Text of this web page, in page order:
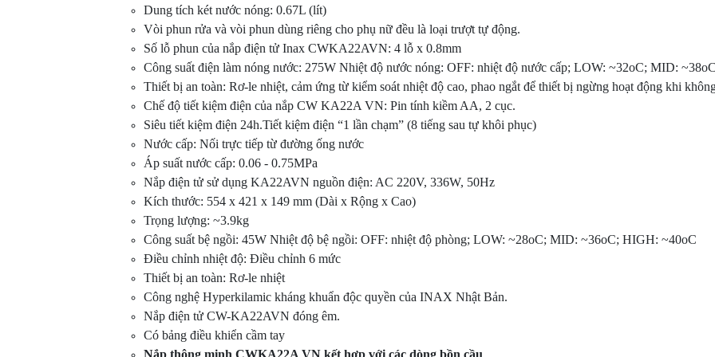
Dung tích két nước nóng: 0.67L (lít)
Vòi phun rửa và vòi phun dùng riêng cho phụ nữ đều là loại trượt tự động.
Số lỗ phun của nắp điện tử Inax CWKA22AVN: 4 lỗ x 0.8mm
Công suất điện làm nóng nước: 275W Nhiệt độ nước nóng: OFF: nhiệt độ nước cấp; LOW: ~32oC; MID:
Thiết bị an toàn: Rơ-le nhiệt, cảm ứng từ kiểm soát nhiệt độ cao, phao ngắt để thiết bị ngừng hoạt động khi
Chế độ tiết kiệm điện của nắp CW KA22A VN: Pin tính kiềm AA, 2 cục.
Siêu tiết kiệm điện 24h.Tiết kiệm điện “1 lần chạm” (8 tiếng sau tự khôi phục)
Nước cấp: Nối trực tiếp từ đường ống nước
Áp suất nước cấp: 0.06 - 0.75MPa
Nắp điện tử sử dụng KA22AVN nguồn điện: AC 220V, 336W, 50Hz
Kích thước: 554 x 421 x 149 mm (Dài x Rộng x Cao)
Trọng lượng: ~3.9kg
Công suất bệ ngồi: 45W Nhiệt độ bệ ngồi: OFF: nhiệt độ phòng; LOW: ~28oC; MID: ~36oC; HIGH: ~40oC
Điều chỉnh nhiệt độ: Điều chỉnh 6 mức
Thiết bị an toàn: Rơ-le nhiệt
Công nghệ Hyperkilamic kháng khuẩn độc quyền của INAX Nhật Bản.
Nắp điện tử CW-KA22AVN đóng êm.
Có bảng điều khiển cầm tay